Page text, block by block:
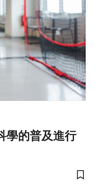
的普及進行
儲